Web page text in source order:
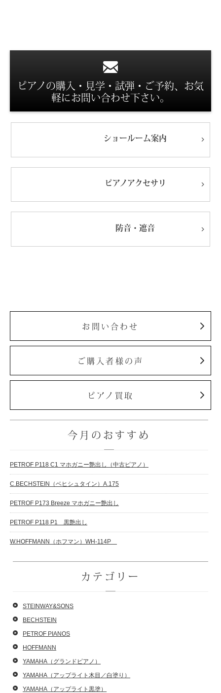
ピアノの購入・見学・試弾・ご予約、お気
軽にお問い合わせ下さい。
ショールーム案内
ピアノアクセサリ
防音・遮音
お問い合わせ
ご購入者様の声
ピアノ買取
今月のおすすめ
PETROF P118 C1 マホガニー艶出し（中古ピアノ）
C.BECHSTEIN（ベヒシュタイン）A.175
PETROF P173 Breeze マホガニー艶出し
PETROF P118 P1 黒艶出し
W.HOFFMANN（ホフマン）WH-114P
カテゴリー
STEINWAY&SONS
BECHSTEIN
PETROF PIANOS
HOFFMANN
YAMAHA（グランドピアノ）
YAMAHA（アップライト木目／白塗り）
YAMAHA（アップライト黒塗）